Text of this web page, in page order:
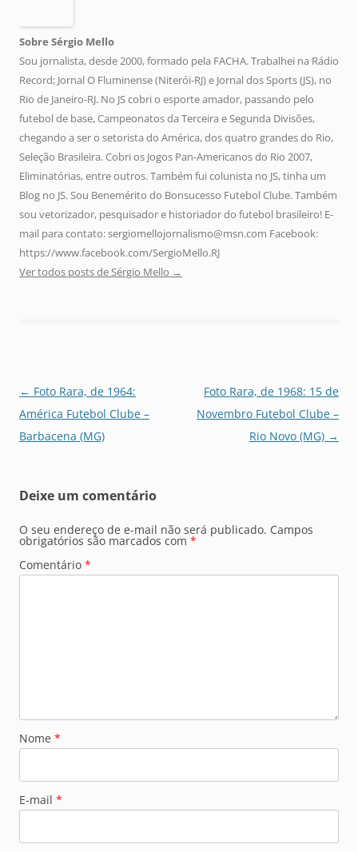
Sobre Sérgio Mello
Sou jornalista, desde 2000, formado pela FACHA. Trabalhei na Rádio
Record; Jornal O Fluminense (Niterói-RJ) e Jornal dos Sports (JS), no
Rio de Janeiro-RJ. No JS cobri o esporte amador, passando pelo
futebol de base, Campeonatos da Terceira e Segunda Divisões,
chegando a ser o setorista do América, dos quatro grandes do Rio,
Seleção Brasileira. Cobri os Jogos Pan-Americanos do Rio 2007,
Eliminatórias, entre outros. Também fui colunista no JS, tinha um
Blog no JS. Sou Benemérito do Bonsucesso Futebol Clube. Também
sou vetorizador, pesquisador e historiador do futebol brasileiro! E-
mail para contato: sergiomellojornalismo@msn.com Facebook:
https://www.facebook.com/SergioMello.RJ
Ver todos posts de Sérgio Mello →
Navegação
de
posts
← Foto Rara, de 1964:
América Futebol Clube –
Barbacena (MG)
Foto Rara, de 1968: 15 de
Novembro Futebol Clube –
Rio Novo (MG) →
Deixe um comentário
O seu endereço de e-mail não será publicado. Campos
obrigatórios são marcados com *
Comentário *
Nome *
E-mail *